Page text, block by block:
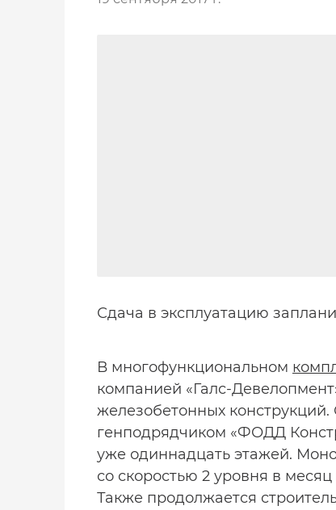
Сдача в эксплуатацию
В многофункциональном
компанией «Галс-
железобетонных
генподрядчиком «ФОДД
уже одиннадцать этажей.
со скоростью 2 уровня в
Также продолжается